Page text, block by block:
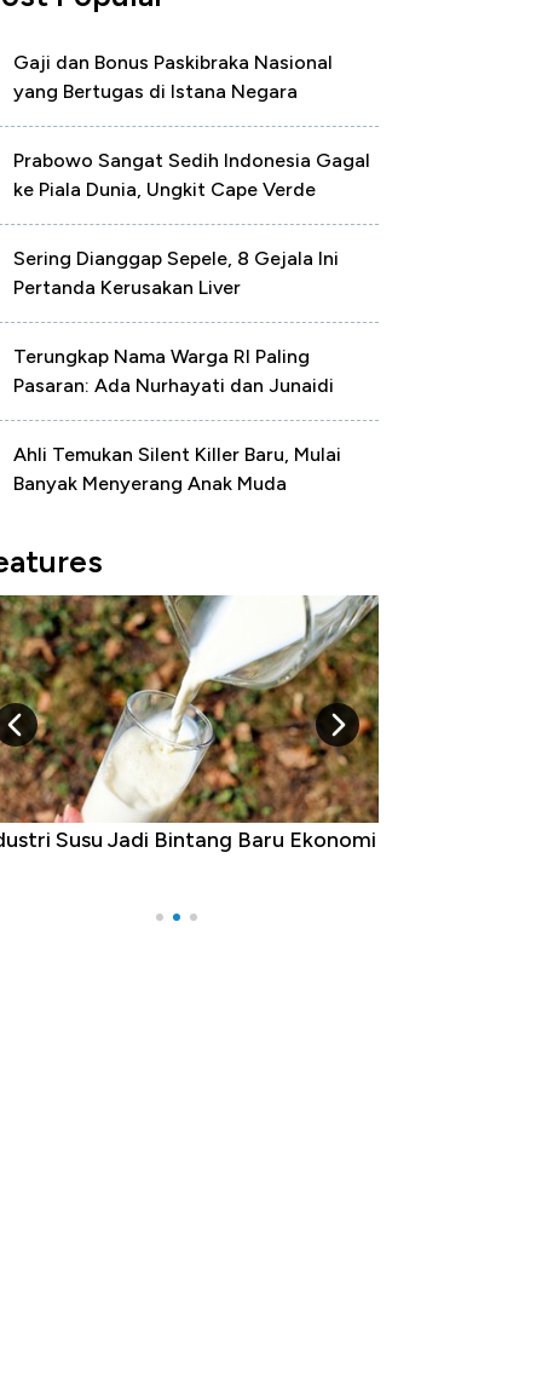
Gaji dan Bonus Paskibraka Nasional
yang Bertugas di Istana Negara
Prabowo Sangat Sedih Indonesia Gagal
ke Piala Dunia, Ungkit Cape Verde
Sering Dianggap Sepele, 8 Gejala Ini
Pertanda Kerusakan Liver
Terungkap Nama Warga RI Paling
Pasaran: Ada Nurhayati dan Junaidi
Ahli Temukan Silent Killer Baru, Mulai
Banyak Menyerang Anak Muda
Susu Jadi Bintang Baru Ekonomi5 Raja Ekonomi